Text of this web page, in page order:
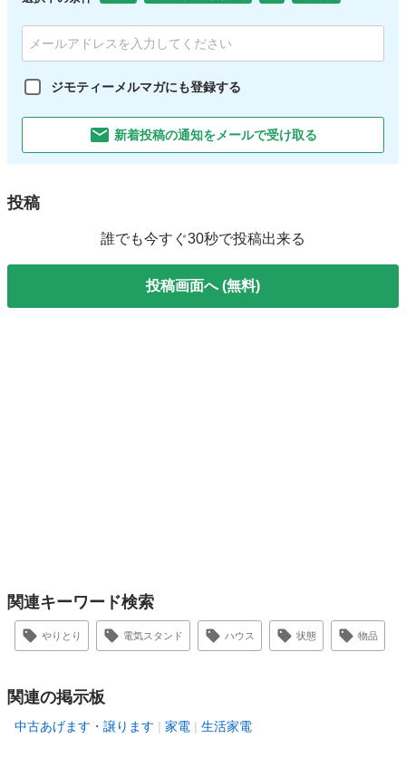
ジモティーメルマガにも登録する
新着投稿の通知をメールで受け取る
投稿
誰でも今すぐ30秒で投稿出来る
投稿画面へ (無料)
関連キーワード検索
やりとり 電気スタンド ハウス 状態 物品
関連の掲示板
中古あげます・譲ります 家電 生活家電